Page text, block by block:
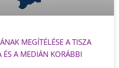
MEGÍTÉLÉSE A TISZA
ÉS A MEDIÁN KORÁBBI